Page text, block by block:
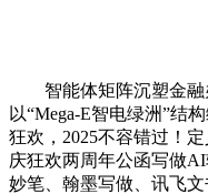
智能体矩阵沉塑金融
以“Mega-E智电绿洲”结
狂欢，2025不容错过！
庆狂欢两周年公函写做
妙笔、翰墨写做、讯飞